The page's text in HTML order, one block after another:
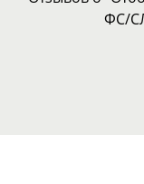
ФС/